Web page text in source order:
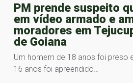
PM prende suspeito
em vídeo armado e
moradores em
de Goiana
Um homem de 18 anos foi preso
16 anos foi apreendido…